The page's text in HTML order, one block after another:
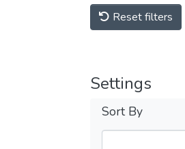
Reset filters
Settings
Sort By